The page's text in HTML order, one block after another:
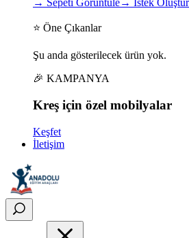
→ Sepeti Görüntüle→ İstek Oluştur
⭐ Öne Çıkanlar
Şu anda gösterilecek ürün yok.
🎉 KAMPANYA
Kreş için özel mobilyalar
Keşfet
İletişim